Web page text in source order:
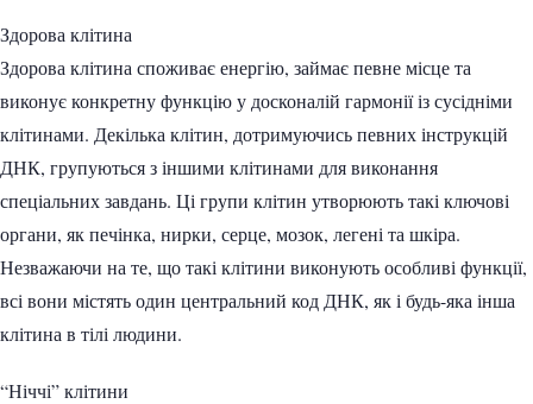
Здорова клітина
Здорова клітина споживає енергію, займає певне місце та
виконує конкретну функцію у досконалій гармонії із сусідніми
клітинами. Декілька клітин, дотримуючись певних інструкцій
ДНК, групуються з іншими клітинами для виконання
спеціальних завдань. Ці групи клітин утворюють такі ключові
органи, як печінка, нирки, серце, мозок, легені та шкіра.
Незважаючи на те, що такі клітини виконують особливі функції,
всі вони містять один центральний код ДНК, як і будь-яка інша
клітина в тілі людини.
“Ніччі” клітини